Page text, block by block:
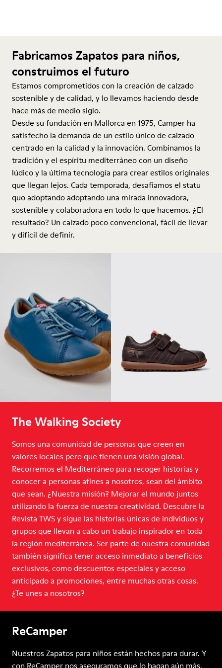
Fabricamos Zapatos para niños,
construimos el futuro
Estamos comprometidos con la creación de calzado
sostenible y de calidad, y lo llevamos haciendo desde
hace más de medio siglo.
Desde su fundación en Mallorca en 1975, Camper ha
satisfecho la demanda de un estilo único de calzado
centrado en la calidad y la innovación. Combinamos la
tradición y el espíritu mediterráneo con un diseño
lúdico y la última tecnología para crear estilos originales
que llegan lejos. Cada temporada, desafiamos el statu
quo adoptando adoptando una mirada innovadora,
sostenible y colaboradora en todo lo que hacemos. ¿El
resultado? Un calzado poco convencional, fácil de llevar
y difícil de definir.
The Walking Society
Somos una comunidad de personas que creen en
valores locales pero que tienen una visión global.
Recorremos el Mediterráneo para recoger historias y
conocer a personas afines a nosotros, sean del ámbito
que sean. ¿Nuestra misión? Mejorar el mundo juntos
utilizando la fuerza de nuestra creatividad. Descubre la
Revista TWS y sigue las historias únicas de individuos y
grupos que llevan a cabo un trabajo inspirador en toda
la región mediterránea. Ser parte de nuestra comunidad
también significa tener acceso inmediato a beneficios
exclusivos, como descuentos especiales y acceso
anticipado a promociones, entre muchas otras cosas.
¿Te unes a nosotros?
ReCamper
Nuestros Zapatos para niños están hechos para durar. Y
con ReCamper nos aseguramos que lo hagan aún más.